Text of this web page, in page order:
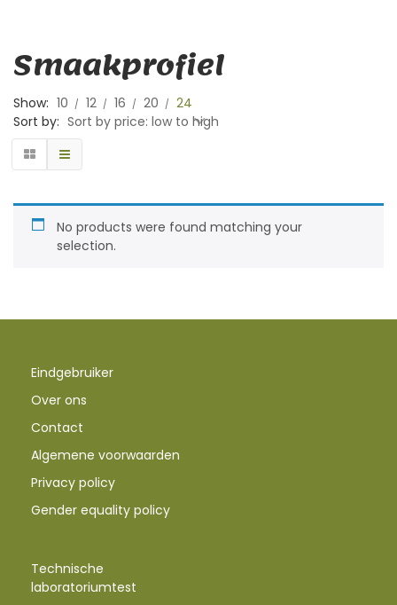
Smaakprofiel
Show: 10 12 16 20
24
Sort by: Sort by price: low to high
No products were found matching your
selection.
Eindgebruiker
Over ons
Contact
Algemene voorwaarden
Privacy policy
Gender equality policy
Technische
laboratoriumtest